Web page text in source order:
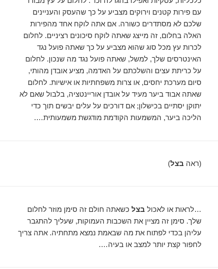
עם פירות קטנים וירוקים מצביע על כך שהעסק והעניינים
שלכם לא מסתדרים כשורה. אם אתה לוקח אחד מהפירות
האלה בחלום, זה מייצג שאתה לוקח סיכונים רציניים. לחלום
לכרות עץ מכל סוג שהוא מצביע על כך שאתה פועל נגד
האינטרסים שלך, למשל, שאתה פועל נגד מה שנכון. לחלום
על כריתת עצים והשלכתם על האדמה, מציע אובדן מהותי,
סיום מערכת יחסים, או צרות משפחתיות או אישיות. לחלום
שאתה אבוד ביער מעיד על אובדן אוריינטציה, בלבול שאם לא
יתוקן יסתיים בכישלון; אם דורכים על עלים יבשים תוך כדי
הליכה ביער, המשמעות הקודמת מודגשת משמעותית….
(ראה בצל)
…לראות או לאכול בצל כשאתה חולם זה סימן מוזר לחלום
שלך. סימן זה מציין את השכבות העמוקות, שעליך להתגבר
עליהן בכדי לפתוח את מה שבאמת נמצא מתחתיה. אתה צריך
לחפור קצת יותר למצב או בעיה….